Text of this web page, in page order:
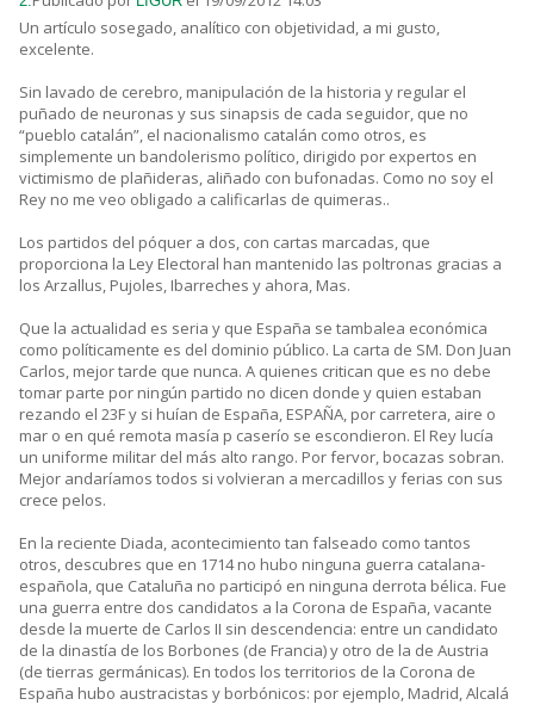
Un artículo sosegado, analítico con objetividad, a mi gusto,
excelente.
Sin lavado de cerebro, manipulación de la historia y regular el
puñado de neuronas y sus sinapsis de cada seguidor, que no
“pueblo catalán”, el nacionalismo catalán como otros, es
simplemente un bandolerismo político, dirigido por expertos en
victimismo de plañideras, aliñado con bufonadas. Como no soy el
Rey no me veo obligado a calificarlas de quimeras..
Los partidos del póquer a dos, con cartas marcadas, que
proporciona la Ley Electoral han mantenido las poltronas gracias a
los Arzallus, Pujoles, Ibarreches y ahora, Mas.
Que la actualidad es seria y que España se tambalea económica
como políticamente es del dominio público. La carta de SM. Don Juan
Carlos, mejor tarde que nunca. A quienes critican que es no debe
tomar parte por ningún partido no dicen donde y quien estaban
rezando el 23F y si huían de España, ESPAÑA, por carretera, aire o
mar o en qué remota masía p caserío se escondieron. El Rey lucía
un uniforme militar del más alto rango. Por fervor, bocazas sobran.
Mejor andaríamos todos si volvieran a mercadillos y ferias con sus
crece pelos.
En la reciente Diada, acontecimiento tan falseado como tantos
otros, descubres que en 1714 no hubo ninguna guerra catalana-
española, que Cataluña no participó en ninguna derrota bélica. Fue
una guerra entre dos candidatos a la Corona de España, vacante
desde la muerte de Carlos II sin descendencia: entre un candidato
de la dinastía de los Borbones (de Francia) y otro de la de Austria
(de tierras germánicas). En todos los territorios de la Corona de
España hubo austracistas y borbónicos: por ejemplo, Madrid, Alcalá